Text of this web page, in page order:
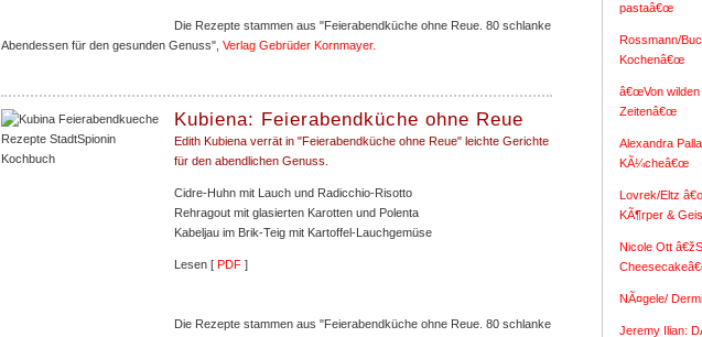
Die Rezepte stammen aus "Feierabendküche ohne Reue. 80 schlanke
Abendessen für den gesunden Genuss", Verlag Gebrüder Kornmayer.
Kubiena: Feierabendküche ohne Reue
Edith Kubiena verrät in "Feierabendküche ohne Reue" leichte Gerichte
für den abendlichen Genuss.
Cidre-Huhn mit Lauch und Radicchio-Risotto
Rehragout mit glasierten Karotten und Polenta
Kabeljau im Brik-Teig mit Kartoffel-Lauchgemüse
Lesen [ PDF ]
Die Rezepte stammen aus "Feierabendküche ohne Reue. 80 schlanke
pastaâ€œ
Rossmann/
Kochenâ€œ
â€œVon wilden
Zeitenâ€œ
Alexandra
KÃ¼cheâ€œ
Lovrek/Eltz
KÃ¶rper &
Nicole Ott
NÃ¤gele/
Jeremy Ilian: